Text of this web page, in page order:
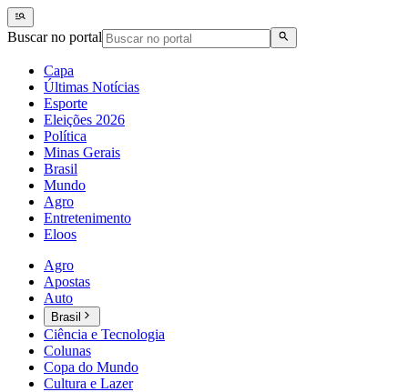
Buscar no portal
Capa
Últimas Notícias
Esporte
Eleições 2026
Política
Minas Gerais
Brasil
Mundo
Agro
Entretenimento
Eloos
Agro
Apostas
Auto
Brasil
Ciência e Tecnologia
Colunas
Copa do Mundo
Cultura e Lazer